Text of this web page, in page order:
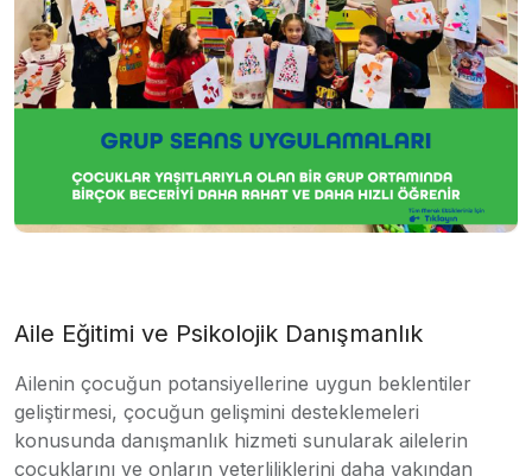
Aile Eğitimi ve Psikolojik Danışmanlık
Ailenin çocuğun potansiyellerine uygun beklentiler
geliştirmesi, çocuğun gelişmini desteklemeleri
konusunda danışmanlık hizmeti sunularak ailelerin
çocuklarını ve onların yeterliliklerini daha yakından